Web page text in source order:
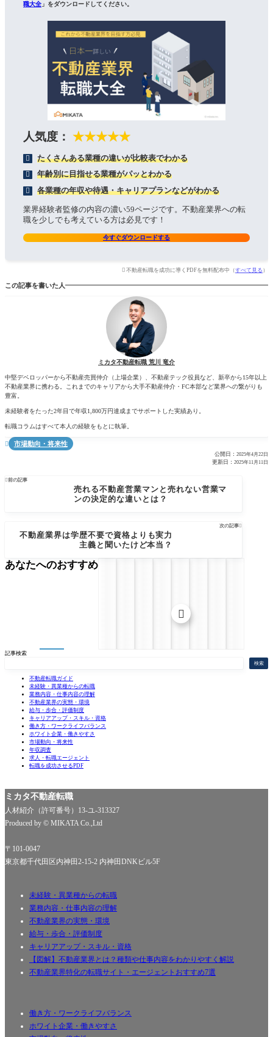
職大全 」をダウンロードしてください。
人気度： ★★★★★
たくさんある業種の違いが比較表でわかる
年齢別に目指せる業種がパッとわかる
各業種の年収や待遇・キャリアプランなどがわかる
業界経験者監修の内容の濃い59ページです。不動産業界への転
職を少しでも考えている方は必見です！
今すぐダウンロードする
不動産転職を成功に導くPDFを無料配布中（すべて見る ）
この記事を書いた人
ミカタ不動産転職 荒川 竜介
中堅デベロッパーから不動産売買仲介（上場企業）、不動産テック役員など、新卒から15年以上
不動産業界に携わる。これまでのキャリアから大手不動産仲介・FC本部など業界への繋がりも
豊富。
未経験者をたった2年目で年収1,800万円達成までサポートした実績あり。
転職コラムはすべて本人の経験をもとに執筆。
 市場動向・将来性
公開日： 2025年4月22日
更新日： 2025年11月11日
前の記事
売れる不動産営業マンと売れない営業マ
ンの決定的な違いとは？
次の記事
不動産業界は学歴不要で資格よりも実力
主義と聞いたけど本当？
記事検索
検索
不動産転職ガイド
未経験・異業種からの転職
業務内容・仕事内容の理解
不動産業界の実態・環境
給与・歩合・評価制度
キャリアアップ・スキル・資格
働き方・ワークライフバランス
ホワイト企業・働きやすさ
市場動向・将来性
年収調査
求人・転職エージェント
転職を成功させるPDF
あなたへのおすすめ

ミカタ不動産転職
人材紹介（許可番号）13-ユ-313327
Produced by © MIKATA Co.,Ltd
〒101-0047
東京都千代田区内神田2-15-2 内神田DNKビル5F
未経験・異業種からの転職
業務内容・仕事内容の理解
不動産業界の実態・環境
給与・歩合・評価制度
キャリアアップ・スキル・資格
【図解】不動産業界とは？種類や仕事内容をわかりやすく解説
不動産業界特化の転職サイト・エージェントおすすめ7選
働き方・ワークライフバランス
ホワイト企業・働きやすさ